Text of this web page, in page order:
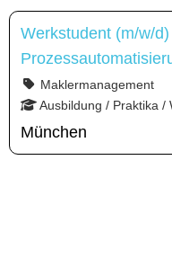
Werkstudent (m/w/
Maklermanagement
Ausbildung / Praktika /
München